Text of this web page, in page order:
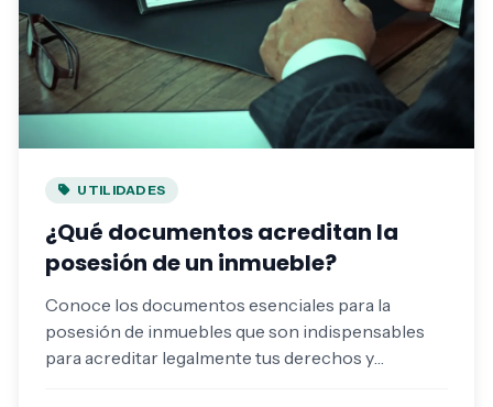
UTILIDADES
¿Qué documentos acreditan la
posesión de un inmueble?
Conoce los documentos esenciales para la
posesión de inmuebles que son indispensables
para acreditar legalmente tus derechos y